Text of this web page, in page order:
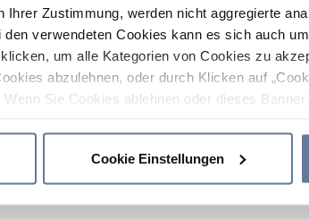
Ihrer Zustimmung, werden nicht aggregierte
verwendeten Cookies kann es sich auch
um alle Kategorien von Cookies zu
abzulehnen, oder durch Klicken auf
Sie Cookies ablehnen oder dieses
Cookie Einstellungen